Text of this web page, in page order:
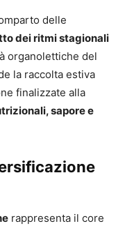
delle
dei ritmi stagionali
organolettiche del
la raccolta estiva
finalizzate alla
sapore e
rappresenta il core